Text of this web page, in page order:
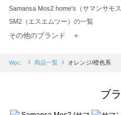
Samansa Mos2 home's（サマンサモ
SM2（エスエムツー）の一覧
TSUHARU by Samansa Mos2（ツハ
Samansa Mos2 blue（サマンサモスモ
Te chichi（テチチ）の一覧
その他のブランド ＋
Wpc. 商品一覧 オレンジ/橙色系
ブ